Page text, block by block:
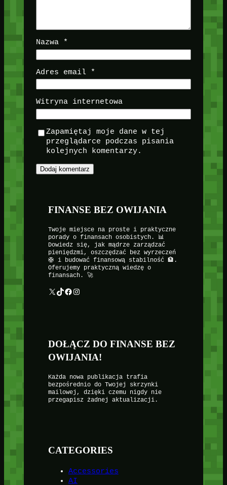
Nazwa *
Adres email *
Witryna internetowa
Zapamiętaj moje dane w tej
przeglądarce podczas pisania
kolejnych komentarzy.
FINANSE BEZ OWIJANIA
Twoje miejsce na proste i praktyczne
porady o finansach osobistych. 📊
Dowiedz się, jak mądrze zarządzać
pieniędzmi, oszczędzać bez wyrzeczeń
🛟 i budować finansową stabilność 🏦.
Oferujemy praktyczną wiedzę o
finansach. 🚀
X TikTok Facebook Instagram
DOŁĄCZ DO FINANSE BEZ
OWIJANIA!
Każda nowa publikacja trafia
bezpośrednio do Twojej skrzynki
mailowej, dzięki czemu nigdy nie
przegapisz żadnej aktualizacji.
CATEGORIES
Accessories
AI